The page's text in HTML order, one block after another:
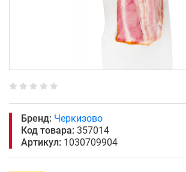
Бренд: Черкизово
Код товара: 357014
Артикул: 1030709904